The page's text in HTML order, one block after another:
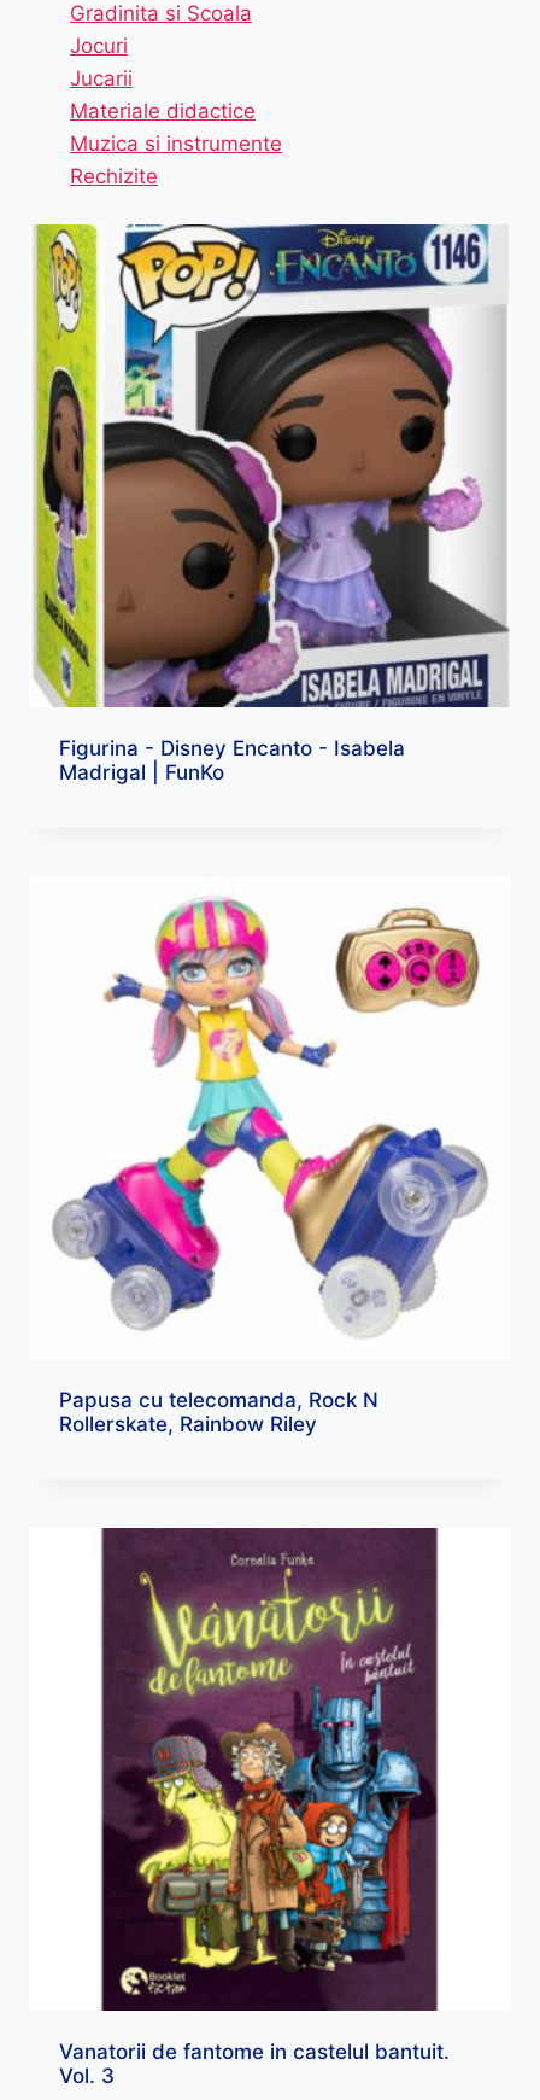
Gradinita si Scoala
Jocuri
Jucarii
Materiale didactice
Muzica si instrumente
Rechizite
Figurina - Disney Encanto - Isabela
Madrigal | FunKo
Papusa cu telecomanda, Rock N
Rollerskate, Rainbow Riley
Vanatorii de fantome in castelul bantuit.
Vol. 3